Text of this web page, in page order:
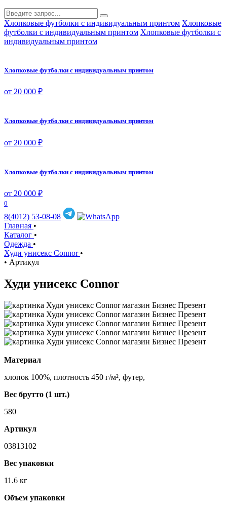
Хлопковые футболки с индивидуальным принтом Хлопковые
футболки с индивидуальным принтом Хлопковые футболки с
индивидуальным принтом
Хлопковые футболки с индивидуальным принтом
от 20 000 ₽
Хлопковые футболки с индивидуальным принтом
от 20 000 ₽
Хлопковые футболки с индивидуальным принтом
от 20 000 ₽
0
8(4012) 53-08-08
Главная •
Каталог •
Одежда •
Худи унисекс Connor •
• Артикул
Худи унисекс Connor
Материал
хлопок 100%, плотность 450 г/м², футер,
Вес брутто (1 шт.)
580
Артикул
03813102
Вес упаковки
11.6 кг
Объем упаковки